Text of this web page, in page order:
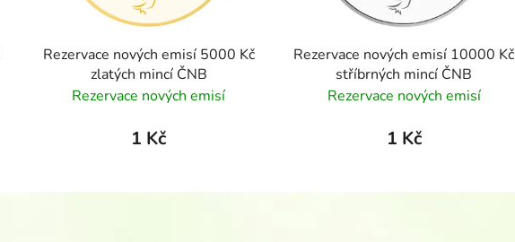
Rezervace nových emisí 5000 Kč
zlatých mincí ČNB
Rezervace nových emisí
1 Kč
Rezervace nových emisí 10000 Kč
stříbrných mincí ČNB
Rezervace nových emisí
1 Kč